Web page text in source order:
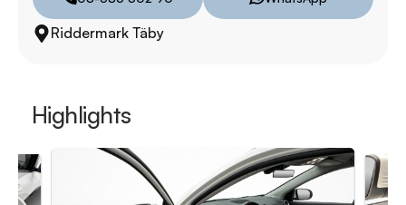
Highlights
hjuluppsättningar till bra priser. Gör ditt bilköp tryggt och
enkelt hos oss.
försäkring från Folksam.
Se hur vi genomför våra tester här:
https://vimeo.com/1011323016
Riddermark Täby